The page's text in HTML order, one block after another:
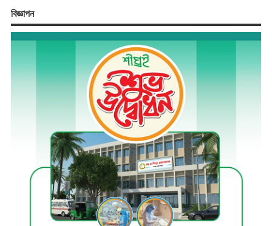
বিজ্ঞাপন